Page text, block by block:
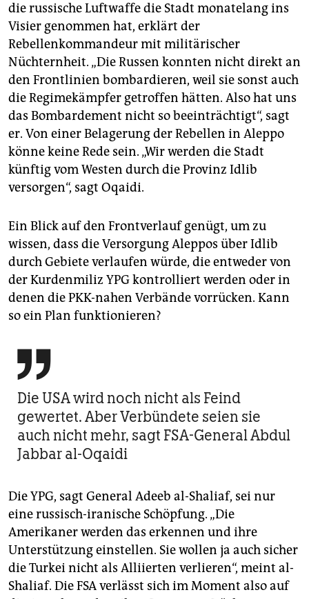
die russische Luftwaffe die Stadt monatelang ins
Visier genommen hat, erklärt der
Rebellenkommandeur mit militärischer
Nüchternheit. „Die Russen konnten nicht direkt an
den Frontlinien bombardieren, weil sie sonst auch
die Regimekämpfer getroffen hätten. Also hat uns
das Bombardement nicht so beeinträchtigt“, sagt
er. Von einer Belagerung der Rebellen in Aleppo
könne keine Rede sein. „Wir werden die Stadt
künftig vom Westen durch die Provinz Idlib
versorgen“, sagt Oqaidi.
Ein Blick auf den Frontverlauf genügt, um zu
wissen, dass die Versorgung Aleppos über Idlib
durch Gebiete verlaufen würde, die entweder von
der Kurdenmiliz YPG kontrolliert werden oder in
denen die PKK-nahen Verbände vorrücken. Kann
so ein Plan funktionieren?

Die USA wird noch nicht als Feind
gewertet. Aber Verbündete seien sie
auch nicht mehr, sagt FSA-General Abdul
Jabbar al-Oqaidi
Die YPG, sagt General Adeeb al-Shaliaf, sei nur
eine russisch-iranische Schöpfung. „Die
Amerikaner werden das erkennen und ihre
Unterstützung einstellen. Sie wollen ja auch sicher
die Turkei nicht als Alliierten verlieren“, meint al-
Shaliaf. Die FSA verlässt sich im Moment also auf